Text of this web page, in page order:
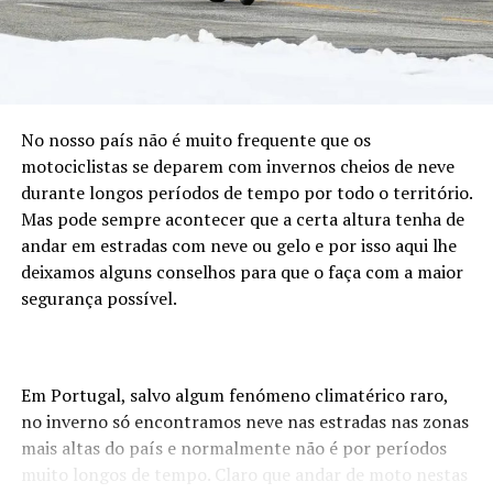
Tal como as
manetes os
pedais
o tempo, a
utilização e a
exposição
aos
elementos e também eles devem ser alvo do mesmo
cuidado das manetes, ou seja, limpar bem e lubrificar as
partes móveis. Lembre-se que mesmo que o seu
Cabos
Os cabos dos
No nosso país não é muito frequente que os
motociclistas se deparem com invernos cheios de neve
durante longos períodos de tempo por todo o território.
Mas pode sempre acontecer que a certa altura tenha de
andar em estradas com neve ou gelo e por isso aqui lhe
deixamos alguns conselhos para que o faça com a maior
segurança possível.
Em Portugal, salvo algum fenómeno climatérico raro,
no inverno só encontramos neve nas estradas nas zonas
mais altas do país e normalmente não é por períodos
muito longos de tempo. Claro que andar de moto nestas